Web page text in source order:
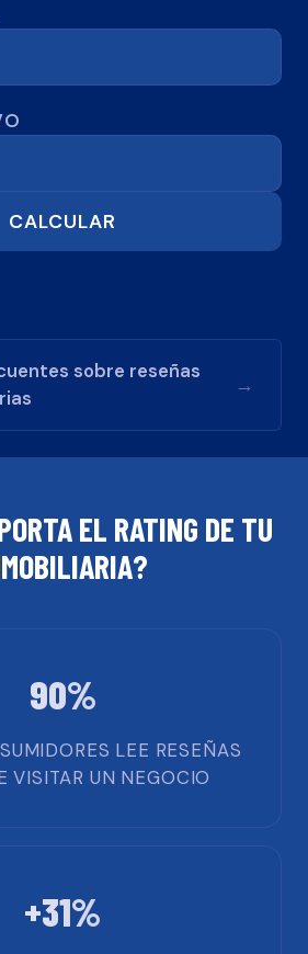
CALCULAR
sobre reseñas
→
EL RATING DE TU
?
90%
LEE RESEÑAS
VISITAR UN NEGOCIO
+31%